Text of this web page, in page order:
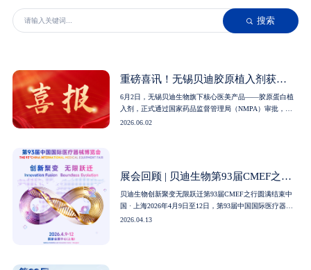
 搜索
重磅喜讯！无锡贝迪胶原植入剂获
NMPA官方认证
6月2日，无锡贝迪生物旗下核心医美产品——胶原蛋白植
入剂，正式通过国家药品监督管理局（NMPA）审批，成
功获批上市。此次获批，是无锡贝迪生物深耕医用活性胶
制备、产业···
2026.06.02
展会回顾 | 贝迪生物第93届CMEF之行
圆满结束
贝迪生物创新聚变无限跃迁第93届CMEF之行圆满结束中
国 · 上海2026年4月9日至12日，第93届中国国际医疗器械
博览会（CMEF）在国家会展中心（上海）隆重举办。本
2026.04.13